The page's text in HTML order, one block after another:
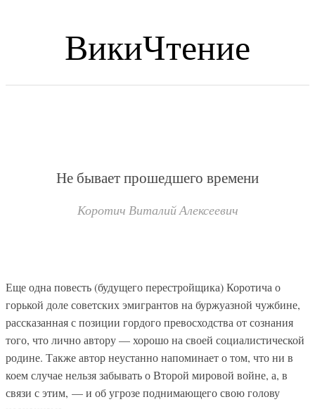
ВикиЧтение
Не бывает прошедшего времени
Коротич Виталий Алексеевич
Еще одна повесть (будущего перестройщика) Коротича о
горькой доле советских эмигрантов на буржуазной чужбине,
рассказанная с позиции гордого превосходства от сознания
того, что лично автору — хорошо на своей социалистической
родине. Также автор неустанно напоминает о том, что ни в
коем случае нельзя забывать о Второй мировой войне, а, в
связи с этим, — и об угрозе поднимающего свою голову